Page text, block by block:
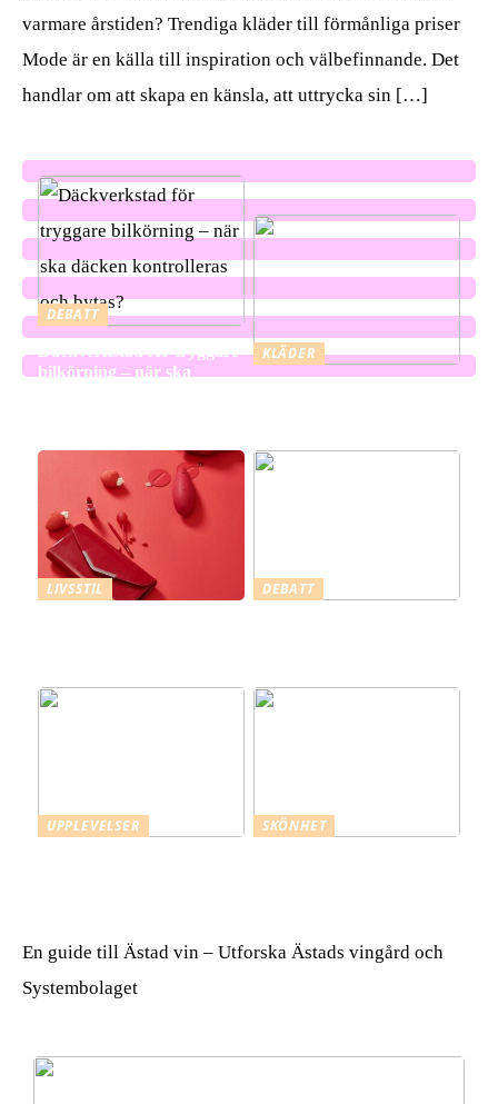
varmare årstiden? Trendiga kläder till förmånliga priser
Mode är en källa till inspiration och välbefinnande. Det
handlar om att skapa en känsla, att uttrycka sin […]
DEBATT
Däckverkstad för tryggare
bilkörning – när ska
KLÄDER
LIVSSTIL
DEBATT
UPPLEVELSER
SKÖNHET
En guide till Ästad vin – Utforska Ästads vingård och
Systembolaget